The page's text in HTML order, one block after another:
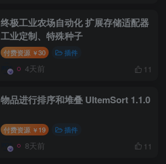
终极工业农场自动化 扩展存储适配器
工业定制、特殊种子
付费资源 ￥30 插件
4天前 11
物品进行排序和堆叠 UItemSort 1.1.0
付费资源 ￥ 19 插件
8天前 11